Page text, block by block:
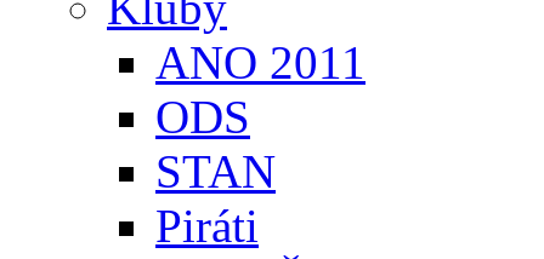
ANO 2011
ODS
STAN
Piráti